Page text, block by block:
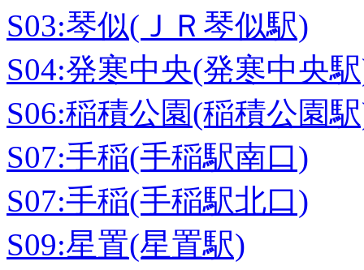
S03:琴似(ＪＲ琴似駅)
S04:発寒中央(発寒中央
S06:稲積公園(稲積公園
S07:手稲(手稲駅南口)
S07:手稲(手稲駅北口)
S09:星置(星置駅)